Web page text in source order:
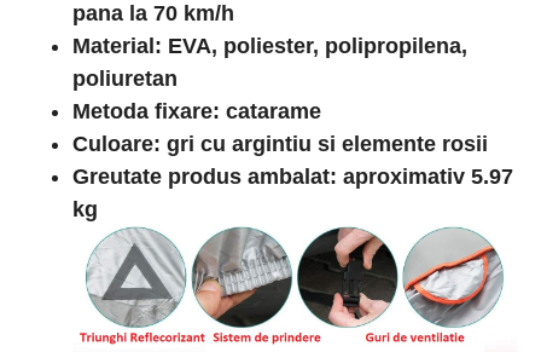
pana la 70 km/h
Material: EVA, poliester, polipropilena,
poliuretan
Metoda fixare: catarame
Culoare: gri cu argintiu si elemente rosii
Greutate produs ambalat: aproximativ 5.97
kg